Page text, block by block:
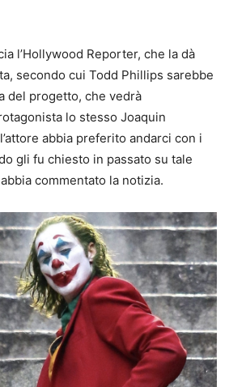
l’Hollywood Reporter, che la dà
secondo cui Todd Phillips sarebbe
del progetto, che vedrà
lo stesso Joaquin
abbia preferito andarci con i
gli fu chiesto in passato su tale
commentato la notizia.